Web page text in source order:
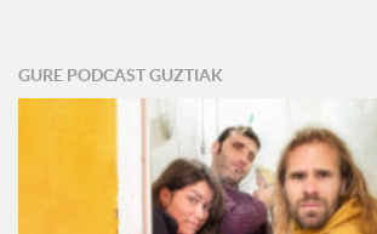
GURE PODCAST GUZTIAK